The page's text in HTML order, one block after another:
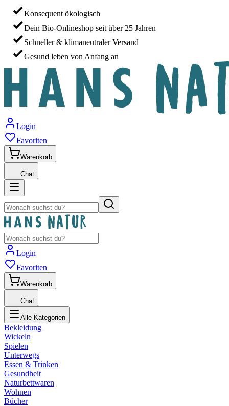
Konsequent ökologisch
Dein Bio-Onlineshop seit über 25 Jahren
Schneller & klimaneutraler Versand
Gesund leben von Anfang an
Login
Favoriten
Warenkorb
Chat
Login
Favoriten
Warenkorb
Chat
Alle Kategorien
Bekleidung
Wickeln
Spielen
Unterwegs
Essen & Trinken
Gesundheit
Naturbettwaren
Wohnen
Bücher